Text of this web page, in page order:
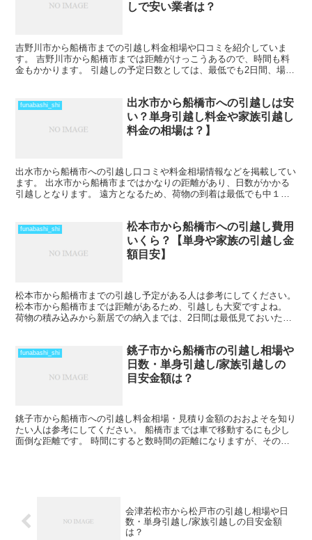
しで安い業者は？
吉野川市から船橋市までの引越し料金相場や口コミを紹介していま
す。 吉野川市から船橋市までは距離がけっこうあるので、時間も料
金もかかります。 引越しの予定日数としては、最低でも2日間、場合
funabashi_shi
出水市から船橋市への引越しは安
い？単身引越し料金や家族引越し
料金の相場は？】
出水市から船橋市への引越し口コミや料金相場情報などを掲載してい
ます。 出水市から船橋市まではかなりの距離があり、日数がかかる
引越しとなります。 遠方となるため、荷物の到着は最低でも中１日
funabashi_shi
松本市から船橋市への引越し費用
いくら？【単身や家族の引越し金
額目安】
松本市から船橋市までの引越し予定がある人は参考にしてください。
松本市から船橋市までは距離があるため、引越しも大変ですよね。
荷物の積み込みから新居での納入までは、2日間は最低見ておいた方
funabashi_shi
銚子市から船橋市の引越し相場や
日数・単身引越し/家族引越しの
目安金額は？
銚子市から船橋市への引越し料金相場・見積り金額のおおよそを知り
たい人は参考にしてください。 船橋市までは車で移動するにも少し
面倒な距離です。 時間にすると数時間の距離になりますが、その日
会津若松市から松戸市の引越し相場や日
数・単身引越し/家族引越しの目安金額
は？